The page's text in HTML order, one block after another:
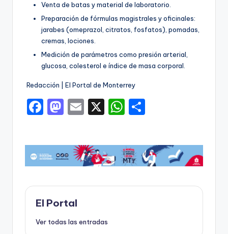
Venta de batas y material de laboratorio.
Preparación de fórmulas magistrales y oficinales:
jarabes (omeprazol, citratos, fosfatos), pomadas,
cremas, lociones.
Medición de parámetros como presión arterial,
glucosa, colesterol e índice de masa corporal.
Redacción | El Portal de Monterrey
F
c
e
b
o
o
k
M
st
o
d
o
n
E
ai
l
X
W
a
ts
A
p
m
p
ar
ti
El Portal
Ver todas las entradas